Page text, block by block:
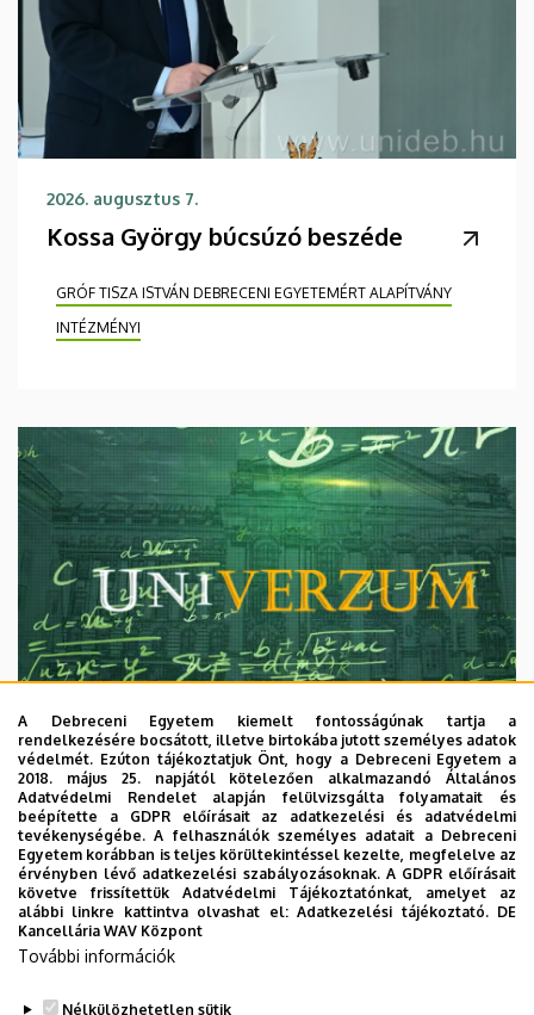
2026. augusztus 7.
Kossa György búcsúzó beszéde
GRÓF TISZA ISTVÁN DEBRECENI EGYETEMÉRT ALAPÍTVÁNY
INTÉZMÉNYI
2026. augusztus 7.
Univerzum: A Debreceni Egyetem
titkos receptjei
KUTATÁS TUDOMÁNY
A Debreceni Egyetem kiemelt fontosságúnak tartja a
rendelkezésére bocsátott, illetve birtokába jutott személyes adatok
védelmét. Ezúton tájékoztatjuk Önt, hogy a Debreceni Egyetem a
2018. május 25. napjától kötelezően alkalmazandó Általános
Adatvédelmi Rendelet alapján felülvizsgálta folyamatait és
beépítette a GDPR előírásait az adatkezelési és adatvédelmi
tevékenységébe. A felhasználók személyes adatait a Debreceni
Egyetem korábban is teljes körültekintéssel kezelte, megfelelve az
érvényben lévő adatkezelési szabályozásoknak. A GDPR előírásait
követve frissítettük Adatvédelmi Tájékoztatónkat, amelyet az
alábbi linkre kattintva olvashat el:Adatkezelési tájékoztató. DE
Kancellária WAV Központ
További információk
Nélkülözhetetlen sütik